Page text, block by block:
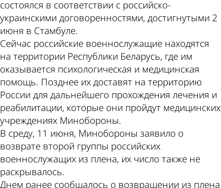
состоялся в соответствии с российско-
украинскими договоренностями, достигнутыми 2
июня в Стамбуле.
Сейчас российские военнослужащие находятся
на территории Республики Беларусь, где им
оказывается психологическая и медицинская
помощь. Позднее их доставят на территорию
России для дальнейшего прохождения лечения и
реабилитации, которые они пройдут медицинских
учреждениях Минобороны.
В среду, 11 июня, Минобороны заявило о
возврате второй группы российских
военнослужащих из плена, их число также не
раскрывалось.
Днем ранее сообщалось о возвращении из плена